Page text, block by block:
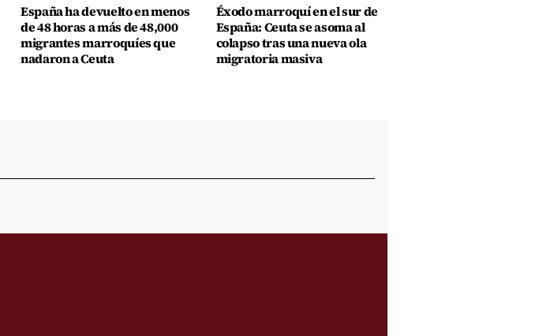
España ha devuelto en menos
de 48 horas a más de 48,000
migrantes marroquíes que
nadaron a Ceuta
Éxodo marroquí en el sur de
España: Ceuta se asoma al
colapso tras una nueva ola
migratoria masiva